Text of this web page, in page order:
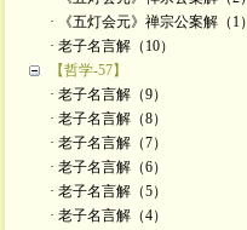
· 《五灯会元》禅宗公案解（1）
· 老子名言解（10）
【哲学-57】
· 老子名言解（9）
· 老子名言解（8）
· 老子名言解（7）
· 老子名言解（6）
· 老子名言解（5）
· 老子名言解（4）